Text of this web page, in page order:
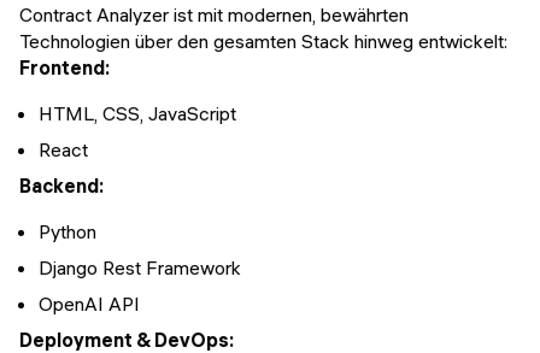
Contract Analyzer ist mit modernen, bewährten
Technologien über den gesamten Stack hinweg entwickelt:
Frontend:
HTML, CSS, JavaScript
React
Backend:
Python
Django Rest Framework
OpenAI API
Deployment & DevOps: